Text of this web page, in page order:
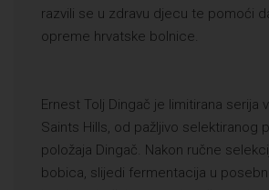
razvili se u zdravu djecu te pomoći
opreme hrvatske bolnice.
Ernest Tolj Dingač je limitirana serija
Saints Hills, od pažljivo selektiranog
položaja Dingač. Nakon ručne
bobica, slijedi fermentacija u